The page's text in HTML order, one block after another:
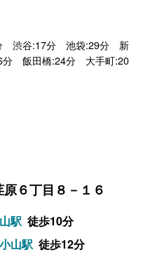
渋谷:17分 池袋:29分 新
飯田橋:24分 大手町:20
６丁目８－１６
駅 徒歩10分
山駅 徒歩12分